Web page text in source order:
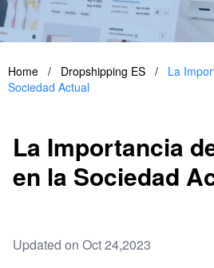
Home / Dropshipping ES /
La
Sociedad Actual
La Importancia
en la Sociedad
Updated on Oct 24,2023